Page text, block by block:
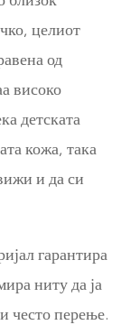
целиот
од
високо
детската
кожа, така
и да си
гарантира
ниту да ја
често перење.